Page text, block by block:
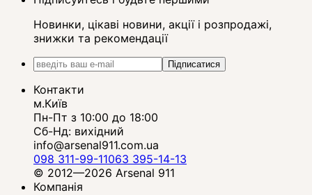
Новинки, цікаві новини, акції і розпродажі,
знижки та рекомендації
Підписатися
Контакти
м.Київ
Пн-Пт з 10:00 до 18:00
Сб-Нд: вихідний
info@arsenal911.com.ua
098 311-99-11063 395-14-13
© 2012—2026 Arsenal 911
Компанія